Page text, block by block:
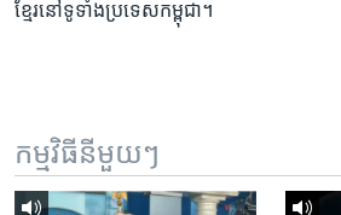
ខ្មែរ​នៅ​ទូទាំង​ប្រទេស​កម្ពុជា។
កម្មវិធី​នីមួយៗ